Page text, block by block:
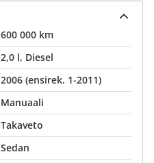
600 000 km
2,0 l, Diesel
2006 (ensirek. 1-2011)
Manuaali
Takaveto
Sedan